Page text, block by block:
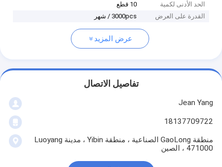
الحد الأدنى لكمية
10 قطع
القدرة على العرض
3000pcs / شهر
عرض المزيد
تفاصيل الاتصال
Jean Yang
18137709722
منطقة GaoLong الصناعية ، منطقة Yibin ، مدينة Luoyang
471000 ، الصين